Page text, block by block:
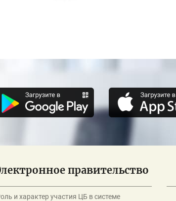
правительство
и характер участия ЦБ в системе